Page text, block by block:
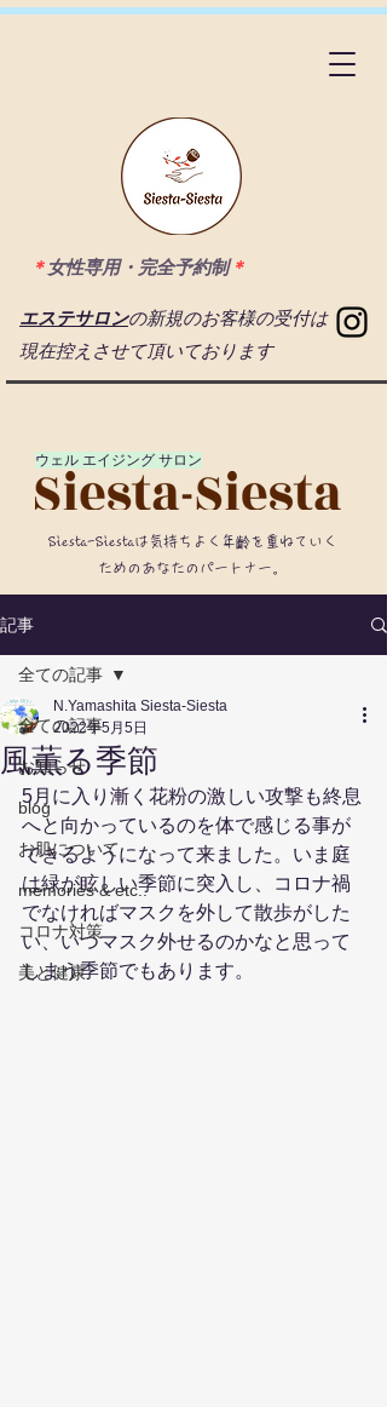
＊ 女性専用・完全予約制＊
Siesta-Siestaは気持ちよく年齡を重ねていく
ためのあなたのパートナー。
​ウェル エイジング サロン
エステサロンの新規のお客様の受付は
現在控えさせて頂いております
記事
全ての記事
お知らせ
blog
お肌について
memories & etc..
コロナ対策
美と健康
全ての記事
風薫る季節
N.Yamashita Siesta-Siesta
2022年5月5日
5月に入り漸く花粉の激しい攻撃も終息
へと向かっているのを体で感じる事が
できるようになって来ました。いま庭
は緑が眩しい季節に突入し、コロナ禍
でなければマスクを外して散歩がした
い、いつマスク外せるのかなと思って
しまう季節でもあります。